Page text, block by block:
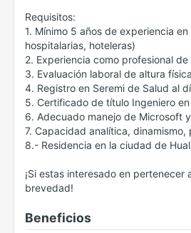
Requisitos:
1. Mínimo 5 años de experiencia
hospitalarias, hoteleras)
2. Experiencia como profesional
3. Evaluación laboral de altura
4. Registro en Seremi de Salud al
5. Certificado de título Ingeniero
6. Adecuado manejo de Microsoft
7. Capacidad analítica,
8.- Residencia en la ciudad de
¡Si estas interesado en
brevedad!
Beneficios